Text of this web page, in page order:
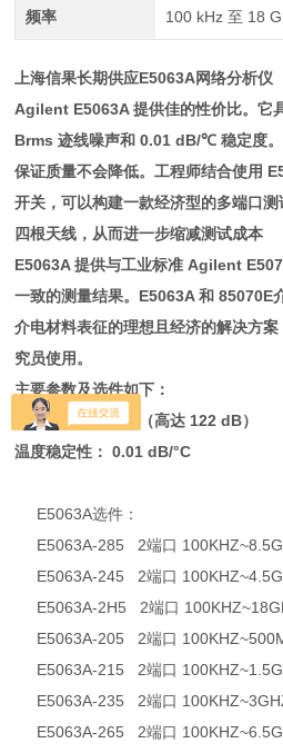
频率 100 kHz 至 18
上海信果长期供应E5063A网络分析仪
Agilent E5063A 提供佳的性价比。它
Brms迹线噪声和 0.01 dB/℃ 稳定度
保证质量不会降低。工程师结合使用
开关，可以构建一款经济型的多端口
四根天线，从而进一步缩减测试成本
E5063A 提供与工业标准 Agilent
一致的测量结果。E5063A 和 85070E
介电材料表征的理想且经济的解决方
究员使用。
主要参数及选件如下：
可扩展的动态范围（高达 122 dB）
温度稳定性： 0.01 dB/°C
E5063A选件：
E5063A-285 2端口
E5063A-245 2端口
E5063A-2H5 2端口
E5063A-205 2端口
E5063A-215 2端口
E5063A-235 2端口
E5063A-265 2端口